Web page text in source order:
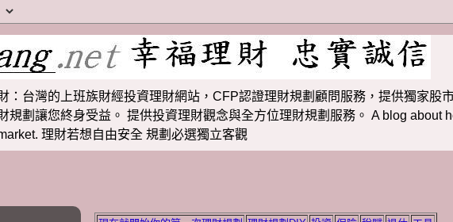
：台灣的上班族財經投資理財網站，CFP認證理財規劃顧問服務，提供獨家股
規劃讓您終身受益。 提供投資理財觀念與全方位理財規劃服務。 A blog about
理財若想自由安全 規劃必選獨立客觀